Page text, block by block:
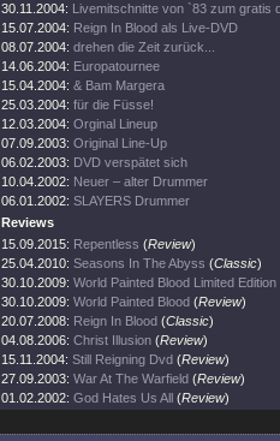
30.11.2004: Livemitschnitte von `83 zum gratis
15.07.2004: Reign In Blood als Live-DVD
08.07.2004: drehen die Zeit zurück...
14.06.2004: Europatournee
15.04.2004: & Bam Margera
25.03.2004: für die Füsse!
12.03.2004: Orginal Lineup
07.09.2003: Original Line-Up
06.02.2003: DVD verspätet sich
10.04.2002: Neuer – alter Drummer
06.01.2002: SLAYERS Drummer
Reviews
15.09.2015: Repentless (Review)
25.04.2010: Seasons In The Abyss (Classic)
30.10.2009: World Painted Blood Limited
30.10.2009: World Painted Blood (Review)
20.07.2008: Reign In Blood (Classic)
04.08.2006: Christ Illusion (Review)
15.11.2004: Still Reigning Dvd (Review)
27.09.2003: War At The Warfield (Review)
01.02.2002: God Hates Us All (Review)